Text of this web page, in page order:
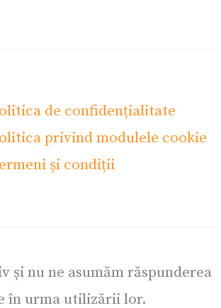
de confidențialitate
privind modulele cookie
și condiții
nu ne asumăm răspunderea
în urma utilizării lor.